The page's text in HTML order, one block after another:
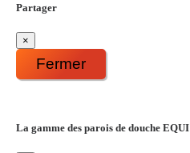
Partager
×
Fermer
La gamme des parois de douche EQUI